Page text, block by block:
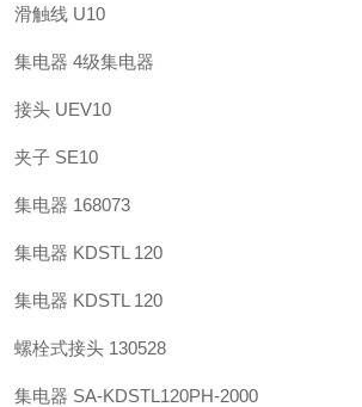
滑触线 U10
集电器 4级集电器
接头 UEV10
夹子 SE10
集电器 168073
集电器 KDSTL 120
集电器 KDSTL 120
螺栓式接头 130528
集电器 SA-KDSTL120PH-2000